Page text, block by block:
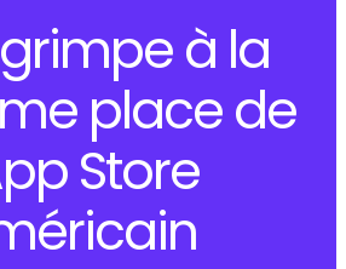
à la
place de
Store